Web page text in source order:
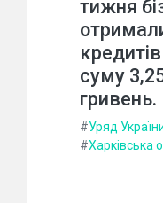
тижня
суму
гривень.
#Уряд
#Харківська